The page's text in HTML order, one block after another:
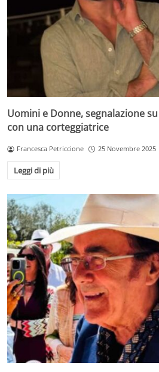
Uomini e Donne, segnalazione
con una corteggiatrice
Francesca Petriccione 25 Novembre 2025
Leggi di più